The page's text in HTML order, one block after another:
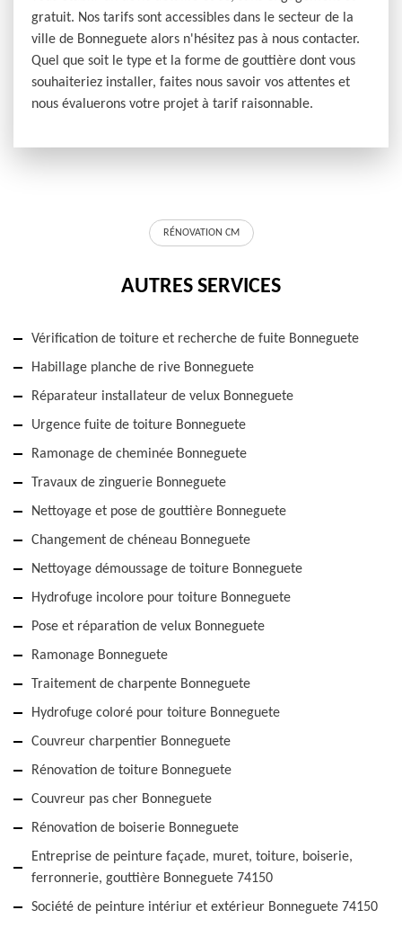
gratuit. Nos tarifs sont accessibles dans le secteur de la
ville de Bonneguete alors n'hésitez pas à nous contacter.
Quel que soit le type et la forme de gouttière dont vous
souhaiteriez installer, faites nous savoir vos attentes et
nous évaluerons votre projet à tarif raisonnable.
RÉNOVATION CM
AUTRES SERVICES
Vérification de toiture et recherche de fuite Bonneguete
Habillage planche de rive Bonneguete
Réparateur installateur de velux Bonneguete
Urgence fuite de toiture Bonneguete
Ramonage de cheminée Bonneguete
Travaux de zinguerie Bonneguete
Nettoyage et pose de gouttière Bonneguete
Changement de chéneau Bonneguete
Nettoyage démoussage de toiture Bonneguete
Hydrofuge incolore pour toiture Bonneguete
Pose et réparation de velux Bonneguete
Ramonage Bonneguete
Traitement de charpente Bonneguete
Hydrofuge coloré pour toiture Bonneguete
Couvreur charpentier Bonneguete
Rénovation de toiture Bonneguete
Couvreur pas cher Bonneguete
Rénovation de boiserie Bonneguete
Entreprise de peinture façade, muret, toiture, boiserie,
ferronnerie, gouttière Bonneguete 74150
Société de peinture intériur et extérieur Bonneguete 74150